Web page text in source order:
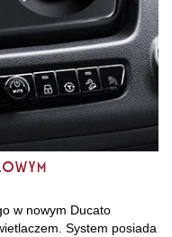
w nowym Ducato
System posiada